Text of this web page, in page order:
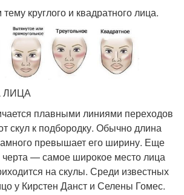
круглого и квадратного лица.
ЛИЦА
плавными линиями переходов
скул к подбородку. Обычно длина
превышает его ширину. Еще
черта — самое широкое место лица
на скулы. Среди известных
у Кирстен Данст и Селены Гомес.